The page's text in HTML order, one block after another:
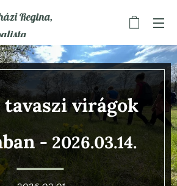
Regina,
tavaszi virágok
- 2026.03.14.